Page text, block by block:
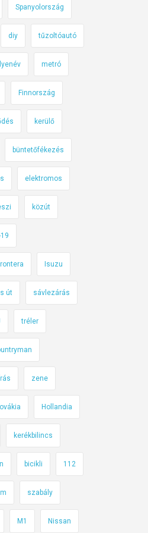
Spanyolország
diy tűzoltóautó
metró
Finnország
kerülő
büntetőfékezés
elektromos
közút
Isuzu
út sávlezárás
tréler
zene
Hollandia
kerékbilincs
bicikli 112
szabály
M1 Nissan